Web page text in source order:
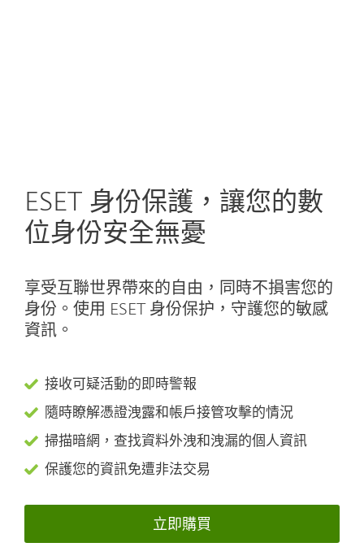
ESET 身份保護，讓您的數
位身份安全無憂
享受互聯世界帶來的自由，同時不損害您的
身份。使用 ESET 身份保护，守護您的敏感
資訊。
接收可疑活動的即時警報
隨時瞭解憑證洩露和帳戶接管攻擊的情況
掃描暗網，查找資料外洩和洩漏的個人資訊
保護您的資訊免遭非法交易
立即購買